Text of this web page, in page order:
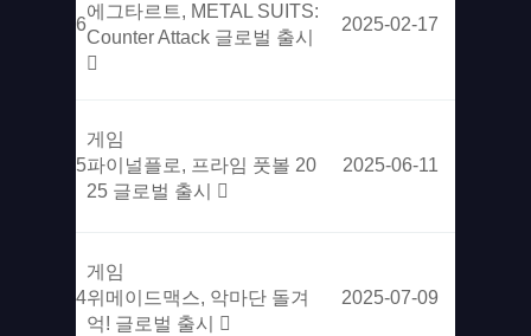
6
에그타르트, METAL SUITS:
Counter Attack 글로벌 출시​
2025-02-17
5
게임
파이널플로, 프라임 풋볼 20
25 글로벌 출시​
2025-06-11
4
게임
위메이드맥스, 악마단 돌겨
억! 글로벌 출시
2025-07-09